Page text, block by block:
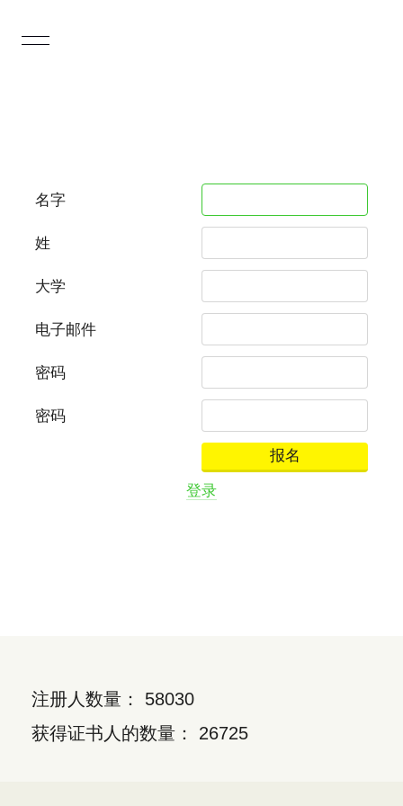
名字
姓
大学
电子邮件
密码
密码
登录
注册人数量： 58030
获得证书人的数量： 26725